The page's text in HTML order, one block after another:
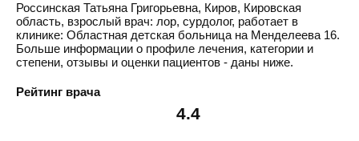
Россинская Татьяна Григорьевна, Киров, Кировская
область, взрослый врач: лор, сурдолог, работает в
клинике: Областная детская больница на Менделеева 16.
Больше информации о профиле лечения, категории и
степени, отзывы и оценки пациентов - даны ниже.
Рейтинг врача
4.4